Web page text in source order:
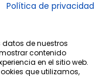
Política de privacidad
de nuestros
contenido
en el sitio web.
que utilizamos,